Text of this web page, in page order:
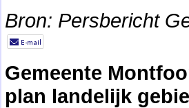
Bron: Persbericht
Gemeente
plan landelijk